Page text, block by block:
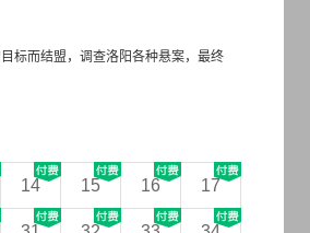
标而结盟，调查洛阳各种悬案，最终
14 15 16 17